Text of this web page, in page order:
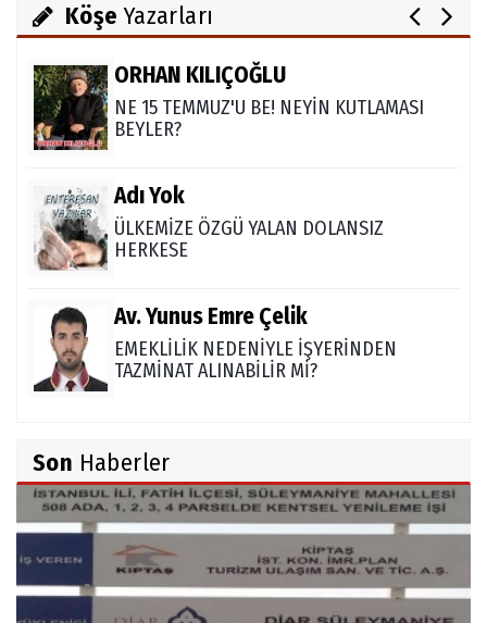
Köşe Yazarları
ORHAN KILIÇOĞLU
NE 15 TEMMUZ'U BE! NEYİN KUTLAMASI
BEYLER?
Adı Yok
ÜLKEMİZE ÖZGÜ YALAN DOLANSIZ
HERKESE
Av. Yunus Emre Çelik
EMEKLİLİK NEDENİYLE İŞYERİNDEN
TAZMİNAT ALINABİLİR Mİ?
TÜRK DEVLETLERİ TEŞKİLATI'NI ANLAMAK
M. Şevket Atalay
Nüfus ve Seçmen sayıları tutarsızlığı
Son Haberler